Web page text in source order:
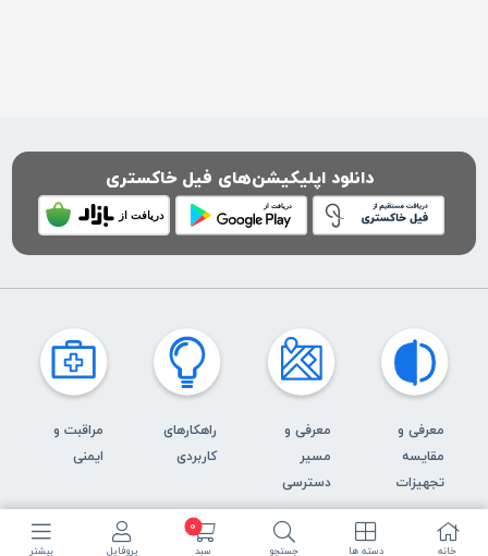
خانه دسته ها جستجو
0
سبد پروفایل بیشتر
دانلود اپلیکیشن‌های فیل خاکستری
معرفی و
مقایسه
تجهیزات
معرفی و
مسیر
دسترسی
راهکارهای
کاربردی
مراقبت و
ایمنی